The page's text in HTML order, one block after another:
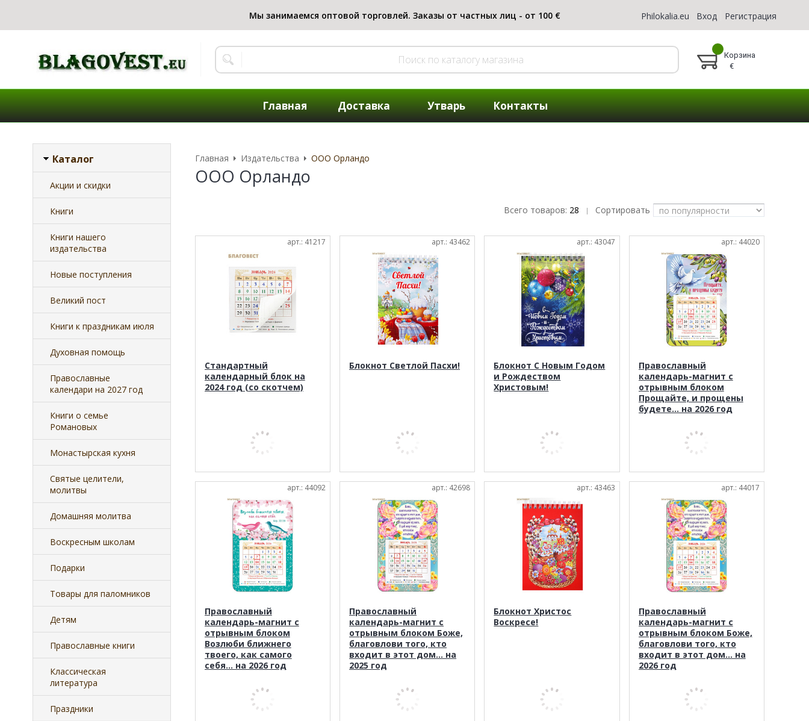
Philokalia.eu Вход Регистрация
Корзина
€
Главная Доставка Утварь Контакты
Каталог
Акции и скидки
Книги
Книги нашего
издательства
Новые поступления
Великий пост
Книги к праздникам июля
Духовная помощь
Православные
календари на 2027 год
Книги о семье
Романовых
Монастырская кухня
Святые целители,
молитвы
Домашняя молитва
Воскресным школам
Подарки
Товары для паломников
Детям
Православные книги
Классическая
литература
Праздники
Главная Издательства ООО Орландо
ООО Орландо
Всего товаров: 28 | Сортировать
арт.: 41217
Стандартный
календарный блок на
2024 год (со скотчем)
арт.: 43462
Блокнот Светлой Пасхи!
арт.: 43047
Блокнот С Новым Годом
и Рождеством
Христовым!
арт.: 44020
Православный
календарь-магнит с
отрывным блоком
Прощайте, и прощены
будете... на 2026 год
арт.: 44092
Православный
календарь-магнит с
отрывным блоком
Возлюби ближнего
твоего, как самого
себя... на 2026 год
арт.: 42698
Православный
календарь-магнит с
отрывным блоком Боже,
благовлови того, кто
входит в этот дом... на
2025 год
арт.: 43463
Блокнот Христос
Воскресе!
арт.: 44017
Православный
календарь-магнит с
отрывным блоком Боже,
благовлови того, кто
входит в этот дом... на
2026 год